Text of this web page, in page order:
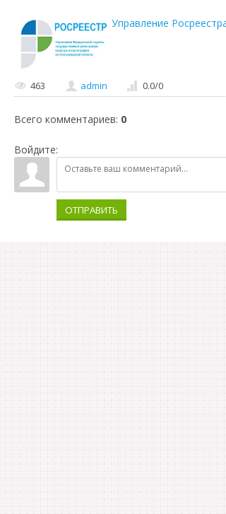
Управление
463 admin 0.0/0
Всего комментариев: 0
Войдите:
ОТПРАВИТЬ